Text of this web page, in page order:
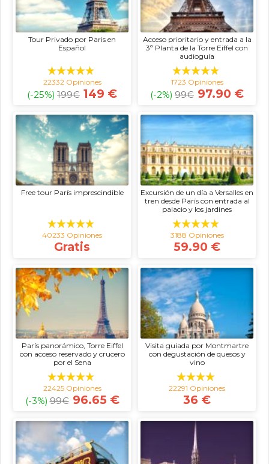
Tour Privado por Paris en
Español
22332 Opiniones
(-25%) 199€ 149 €
Acceso prioritario y entrada a la
3ª Planta de la Torre Eiffel con
audioguía
1723 Opiniones
(-2%) 99€ 97.90 €
Free tour París imprescindible
40233 Opiniones
Gratis
Excursión de un día a Versalles en
tren desde París con entrada al
palacio y los jardines
3188 Opiniones
59.90 €
París panorámico, Torre Eiffel
con acceso reservado y crucero
por el Sena
22425 Opiniones
(-3%) 99€ 96.65 €
Visita guiada por Montmartre
con degustación de quesos y
vino
22291 Opiniones
36 €